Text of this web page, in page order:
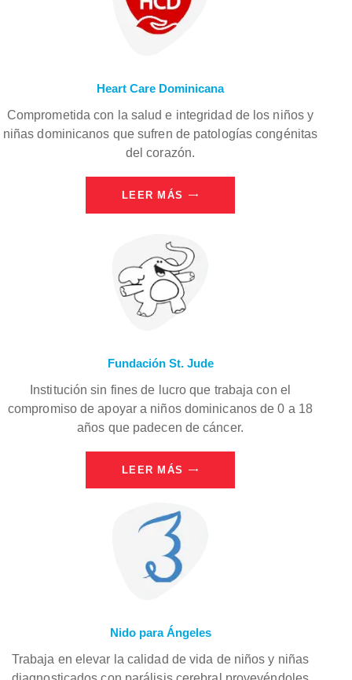
Heart Care Dominicana
Comprometida con la salud e integridad de los niños y
niñas dominicanos que sufren de patologías congénitas
del corazón.
LEER MÁS
Fundación St. Jude
Institución sin fines de lucro que trabaja con el
compromiso de apoyar a niños dominicanos de 0 a 18
años que padecen de cáncer.
LEER MÁS
Nido para Ángeles
Trabaja en elevar la calidad de vida de niños y niñas